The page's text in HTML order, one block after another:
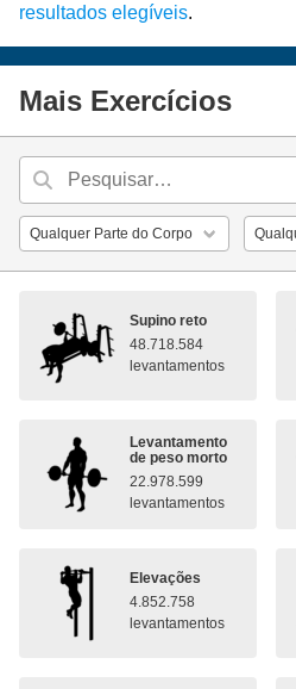
resultados elegíveis.
Mais Exercícios
Supino reto
48.718.584
levantamentos
Levantamento
de peso morto
22.978.599
levantamentos
Elevações
4.852.758
levantamentos